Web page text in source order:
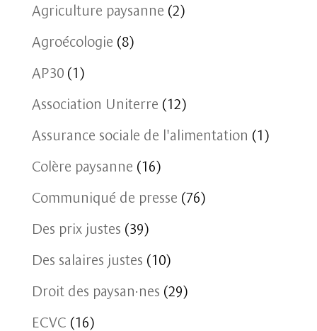
Agriculture paysanne (2)
Agroécologie (8)
AP30(1)
Association Uniterre (12)
Assurance sociale de l'alimentation (1)
Colère paysanne (16)
Communiqué de presse (76)
Des prix justes (39)
Des salaires justes (10)
Droit des paysan·nes (29)
ECVC (16)